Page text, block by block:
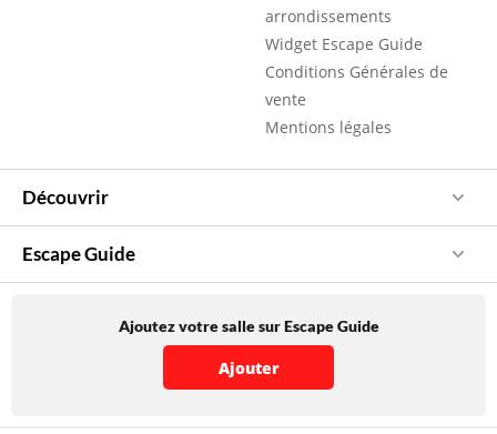
arrondissements
Widget Escape Guide
Conditions Générales de
vente
Mentions légales
Découvrir
Escape Guide
Ajoutez votre salle sur Escape Guide
Ajouter